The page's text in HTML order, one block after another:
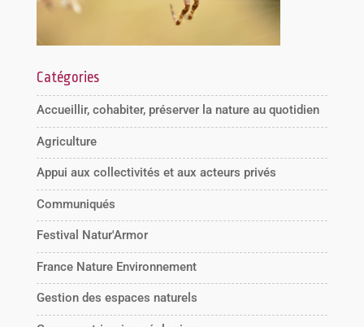
Catégories
Accueillir, cohabiter, préserver la nature au quotidien
Agriculture
Appui aux collectivités et aux acteurs privés
Communiqués
Festival Natur'Armor
France Nature Environnement
Gestion des espaces naturels